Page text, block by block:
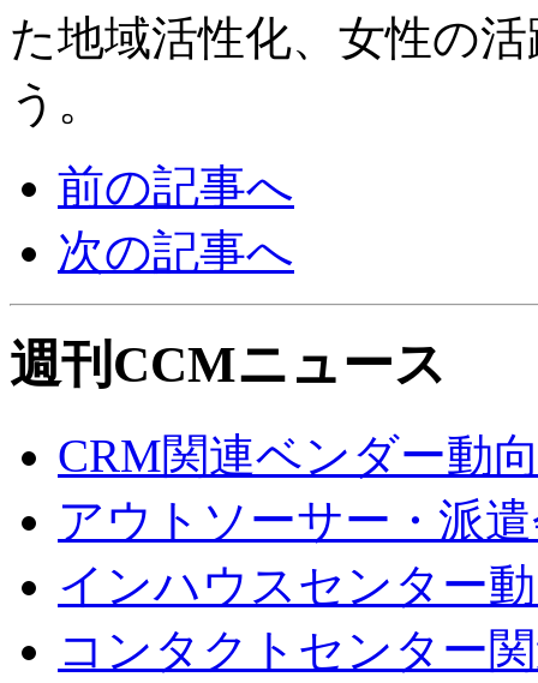
た地域活性化、女性の
う。
前の記事へ
次の記事へ
週刊CCMニュース
CRM関連ベンダー動
アウトソーサー・派
インハウスセンター
コンタクトセンター